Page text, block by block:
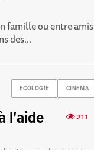
famille ou entre amis
des...
ECOLOGIE CINEMA
211
l'aide